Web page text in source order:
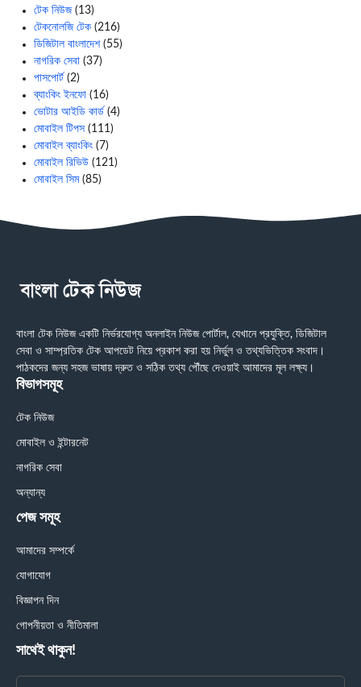
টেক নিউজ(13)
টেকনোলজি টেক (216)
ডিজিটাল বাংলাদেশ(55)
নাগরিক সেবা (37)
পাসপোর্ট (2)
ব্যাংকিং ইনফো (16)
ভোটার আইডি কার্ড (4)
মোবাইল টিপস (111)
মোবাইল ব্যাংকিং (7)
মোবাইল রিভিউ (121)
মোবাইল সিম(85)
বাংলা টেক নিউজ একটি নির্ভরযোগ্য অনলাইন নিউজ পোর্টাল, যেখানে প্রযুক্তি, ডিজিটাল
সেবা ও সাম্প্রতিক টেক আপডেট নিয়ে প্রকাশ করা হয় নির্ভুল ও তথ্যভিত্তিক সংবাদ।
পাঠকদের জন্য সহজ ভাষায় দ্রুত ও সঠিক তথ্য পৌঁছে দেওয়াই আমাদের মূল লক্ষ্য।
বিভাগসমূহ
টেক নিউজ
মোবাইল ও ইন্টারনেট
নাগরিক সেবা
অন্যান্য
পেজ সমূহ
আমাদের সম্পর্কে
যোগাযোগ
বিজ্ঞাপন দিন
গোপনীয়তা ও নীতিমালা
সাথেই থাকুন!